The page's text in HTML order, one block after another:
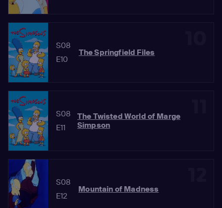
S08
E10
The Springfield Files
S08
E11
The Twisted World of Marge
Simpson
S08
E12
Mountain of Madness